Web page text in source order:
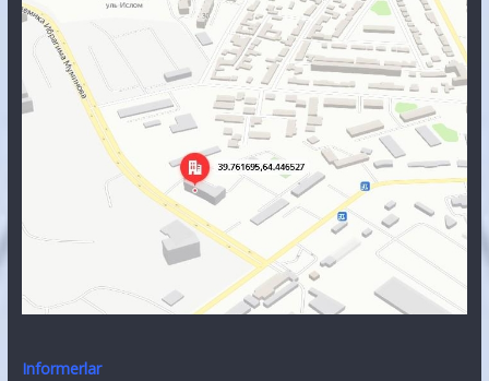
Informerlar